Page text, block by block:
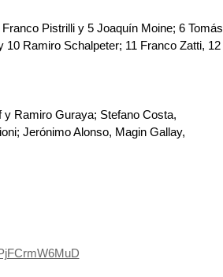
Pistrilli y 5 Joaquín Moine; 6 Tomás
Ramiro Schalpeter; 11 Franco Zatti, 12
Ramiro Guraya; Stefano Costa,
Jerónimo Alonso, Magin Gallay,